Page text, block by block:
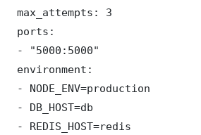
max_attempts: 3
ports:
- "5000:5000"
environment:
- NODE_ENV=production
- DB_HOST=db
- REDIS_HOST=redis